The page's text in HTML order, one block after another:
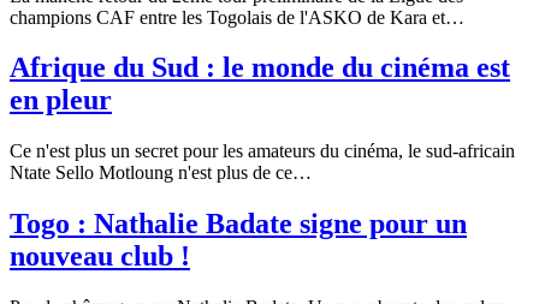
champions CAF entre les Togolais de l'ASKO de Kara et…
Afrique du Sud : le monde du cinéma est
en pleur
Ce n'est plus un secret pour les amateurs du cinéma, le sud-africain
Ntate Sello Motloung n'est plus de ce…
Togo : Nathalie Badate signe pour un
nouveau club !